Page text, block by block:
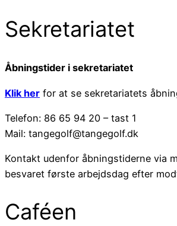
Sekretariatet
Åbningstider i sekretariatet
Klik her for at se sekretariatets
Telefon: 86 65 94 20 – tast 1
Mail: tangegolf@tangegolf.dk
Kontakt udenfor åbningstiderne via
besvaret første arbejdsdag efter
Caféen